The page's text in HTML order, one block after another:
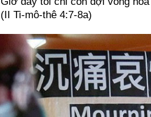
(II Ti-mô-thê 4:7-8a)